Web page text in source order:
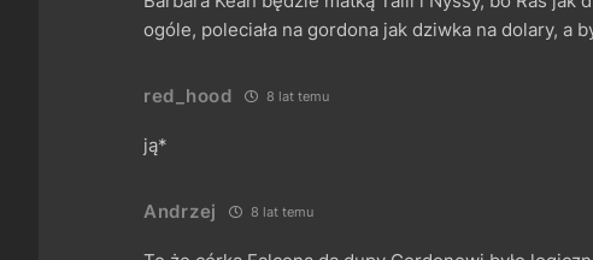
ogóle, poleciała na gordona jak dziwka na dolary, a
red_hood 8 lat temu
ją*
Andrzej 8 lat temu